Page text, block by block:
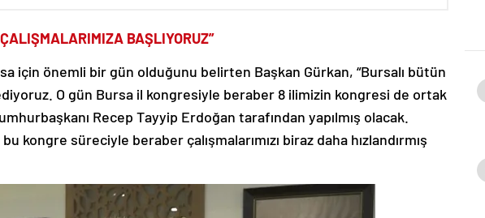
BAŞLIYORUZ”
için önemli bir gün olduğunu belirten Başkan Gürkan, “Bursalı bütün
O gün Bursa il kongresiyle beraber 8 ilimizin kongresi de ortak
Recep Tayyip Erdoğan tarafından yapılmış olacak.
kongre süreciyle beraber çalışmalarımızı biraz daha hızlandırmış